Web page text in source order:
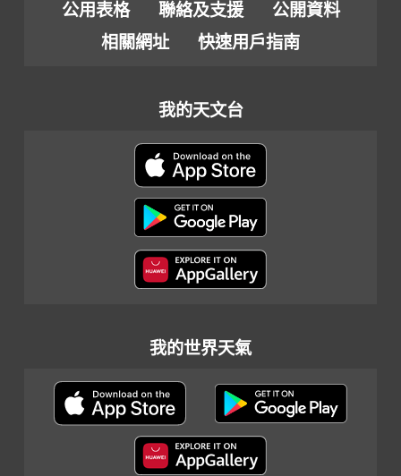
公用表格 聯絡及支援
公開資料
相關網址
快速用戶指南
我的天文台
我的世界天氣